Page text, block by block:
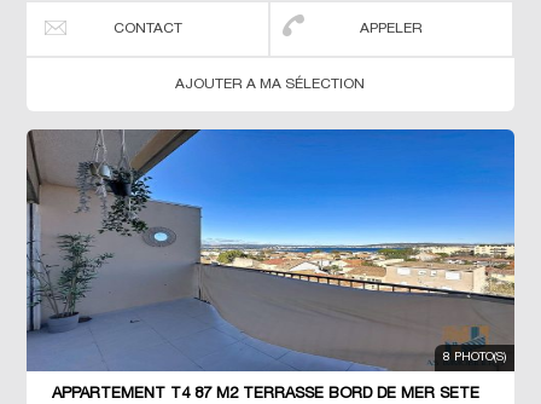
CONTACT APPELER
AJOUTER A MA SÉLECTION
8 PHOTO(S)
APPARTEMENT T4 87 M2 TERRASSE BORD DE MER SETE